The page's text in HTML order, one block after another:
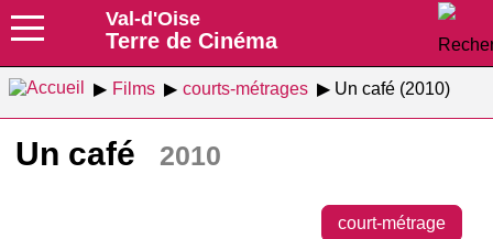
Val-d'Oise
Terre de Cinéma
Films courts-métrages Un café (2010)
Un café 2010
court-métrage